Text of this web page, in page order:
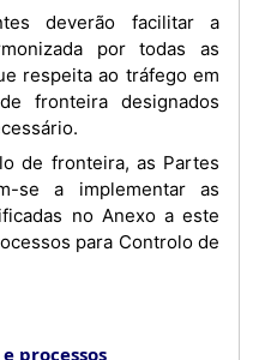
por todas as
respeita ao tráfego em
fronteira designados
se a implementar as
no Anexo a este
para Controlo de
processos